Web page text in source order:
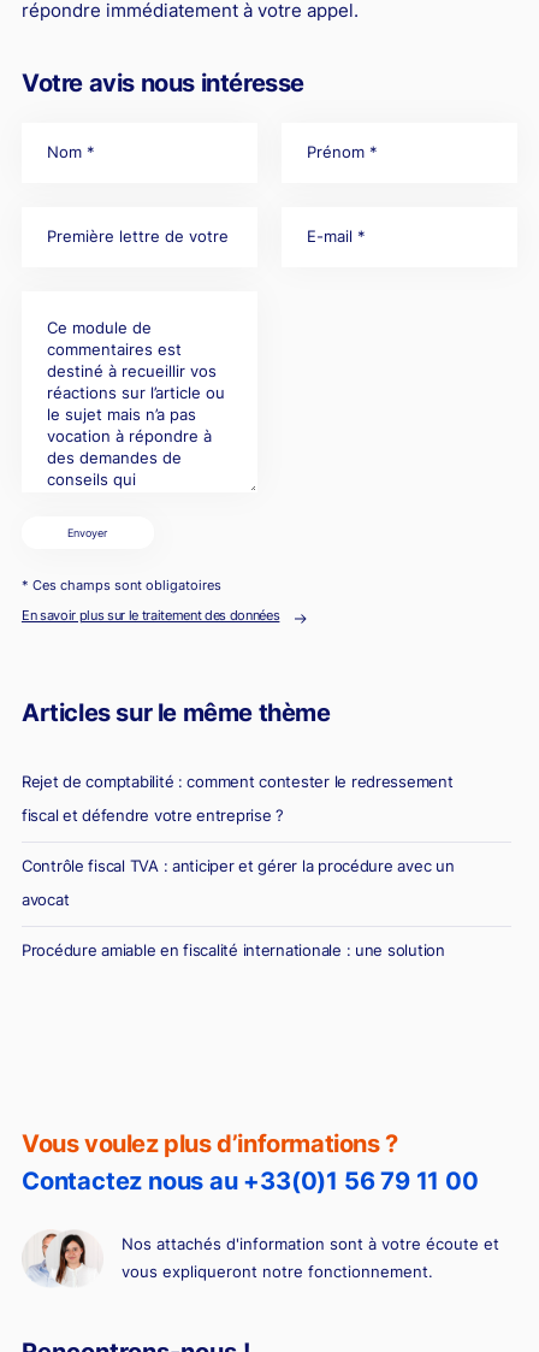
Vous voulez plus d’informations ?
Contactez nous au +33(0)1 56 79 11 00
Nos attachés d'information sont à votre écoute et
vous expliqueront notre fonctionnement.
répondre immédiatement à votre appel.
Votre avis nous intéresse
Envoyer
* Ces champs sont obligatoires
En savoir plus sur le traitement des données
Articles sur le même thème
Rejet de comptabilité : comment contester le redressement
fiscal et défendre votre entreprise ?
Contrôle fiscal TVA : anticiper et gérer la procédure avec un
avocat
Procédure amiable en fiscalité internationale : une solution